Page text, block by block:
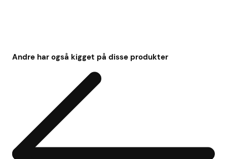
Andre har også kigget på disse produkter